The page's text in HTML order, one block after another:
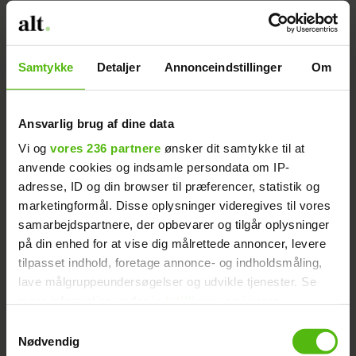
Samtykke Detaljer Annonceindstillinger Om
Ansvarlig brug af dine data
Vi og vores 236 partnere ønsker dit samtykke til at
anvende cookies og indsamle persondata om IP-
adresse, ID og din browser til præferencer, statistik og
marketingformål. Disse oplysninger videregives til vores
samarbejdspartnere, der opbevarer og tilgår oplysninger
på din enhed for at vise dig målrettede annoncer, levere
tilpasset indhold, foretage annonce- og indholdsmåling,
lave målgruppeundersøgelser og udvikle tjenester. Se
tilbage eller ændre indstillinger fra vores
Nødvendig
Læs også: "Landmand"-
Sebastian
afslører: Kyssede på kroen
- Det er et program, hvor man kommer tæt
på mig. Det er jo aldrig sjovt at få lavet
sådan en operation, og jeg var helt færdig
efter sin operation var 'forfærdelig', fordi